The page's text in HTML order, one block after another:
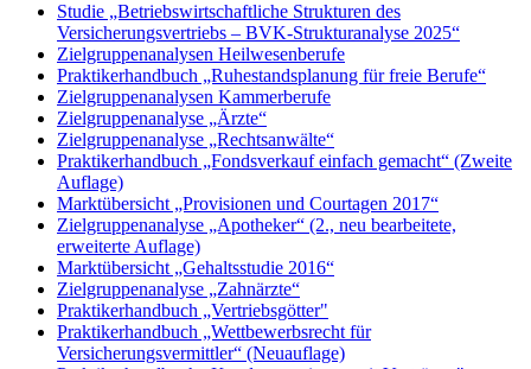
Studie „Betriebswirtschaftliche Strukturen des
Versicherungsvertriebs – BVK-Strukturanalyse 2025“
Zielgruppenanalysen Heilwesenberufe
Praktikerhandbuch „Ruhestandsplanung für freie Berufe“
Zielgruppenanalysen Kammerberufe
Zielgruppenanalyse „Ärzte“
Zielgruppenanalyse „Rechtsanwälte“
Praktikerhandbuch „Fondsverkauf einfach gemacht“ (Zweite
Auflage)
Marktübersicht „Provisionen und Courtagen 2017“
Zielgruppenanalyse „Apotheker“ (2., neu bearbeitete,
erweiterte Auflage)
Marktübersicht „Gehaltsstudie 2016“
Zielgruppenanalyse „Zahnärzte“
Praktikerhandbuch „Vertriebsgötter"
Praktikerhandbuch „Wettbewerbsrecht für
Versicherungsvermittler“ (Neuauflage)